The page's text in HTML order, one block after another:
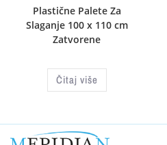
Plastične Palete Za
Slaganje 100 x 110 cm
Zatvorene
Čitaj više